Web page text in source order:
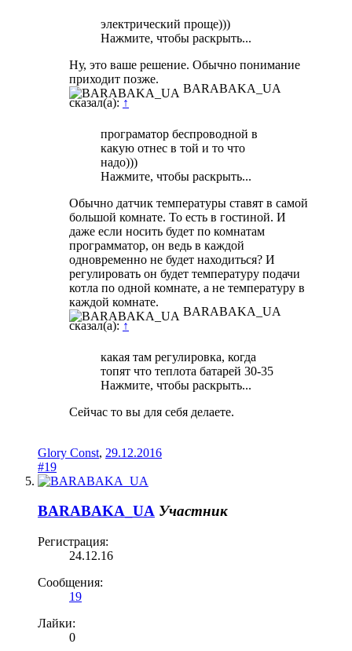
электрический проще)))
Нажмите, чтобы раскрыть...
Ну, это ваше решение. Обычно понимание
приходит позже.
BARABAKA_UA
сказал(а): ↑
програматор беспроводной в
какую отнес в той и то что
надо)))
Нажмите, чтобы раскрыть...
Обычно датчик температуры ставят в самой
большой комнате. То есть в гостиной. И
даже если носить будет по комнатам
программатор, он ведь в каждой
одновременно не будет находиться? И
регулировать он будет температуру подачи
котла по одной комнате, а не температуру в
каждой комнате.
BARABAKA_UA
сказал(а): ↑
какая там регулировка, когда
топят что теплота батарей 30-35
Нажмите, чтобы раскрыть...
Сейчас то вы для себя делаете.
Glory Const, 29.12.2016
#19
BARABAKA_UA Участник
Регистрация:
24.12.16
Сообщения:
19
Лайки:
0